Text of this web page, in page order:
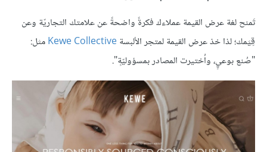
تَمنح لغة عرض القيمة عملاءك فكرةً واضحةً عن علامتك التجاريّة وعن
قِيَمك؛ لذا خذ عرض القيمة لمتجر الألبسةKewe Collectiveمثل:
"صُنع بوعيٍ، واُختيرت المصادر بمسؤوليّةٍ".